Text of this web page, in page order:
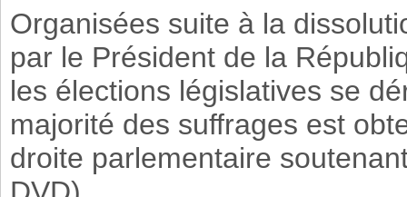
Organisées suite à la
par le Président de la
les élections législatives se
majorité des suffrages est
droite parlementaire